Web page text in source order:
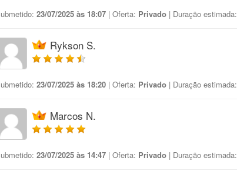
23/07/2025 às 18:07 | Oferta: Privado | Duração estimada:
Rykson S.
23/07/2025 às 18:20 | Oferta: Privado | Duração estimada:
Marcos N.
23/07/2025 às 14:47 | Oferta: Privado | Duração estimada: